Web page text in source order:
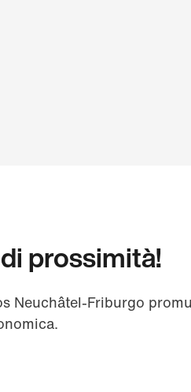
prossimità!
Neuchâtel-Friburgo